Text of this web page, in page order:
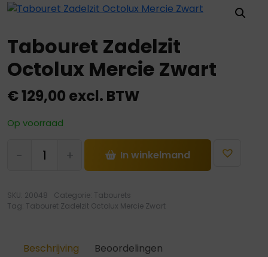
Tabouret Zadelzit
Octolux Mercie Zwart
€129,00 excl. BTW
Op voorraad
-
Zadelzit
Mercie
Zwart
+ In winkelmand
SKU: 20048 Categorie: Tabourets
Tag: Tabouret Zadelzit Octolux Mercie Zwart
Beschrijving Beoordelingen